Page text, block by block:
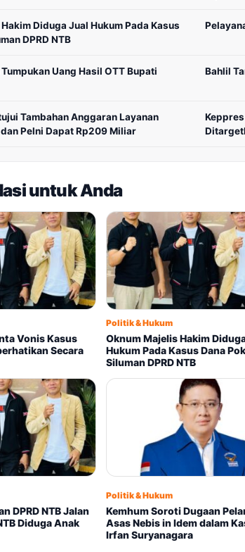
Diduga Jual Hukum Pada Kasus
DPRD NTB
Uang Hasil OTT Bupati
Bahlil
Tambahan Anggaran Layanan
Pelni Dapat Rp209 Miliar
untuk Anda
Vonis Kasus
Secara
Politik & Hukum
Oknum Majelis Hakim
Hukum Pada Kasus Dana
Siluman DPRD NTB
DPRD NTB Jalan
Diduga Anak
Politik & Hukum
Kemhum Soroti Dugaan
Asas Nebis in Idem dalam
Irfan Suryanagara